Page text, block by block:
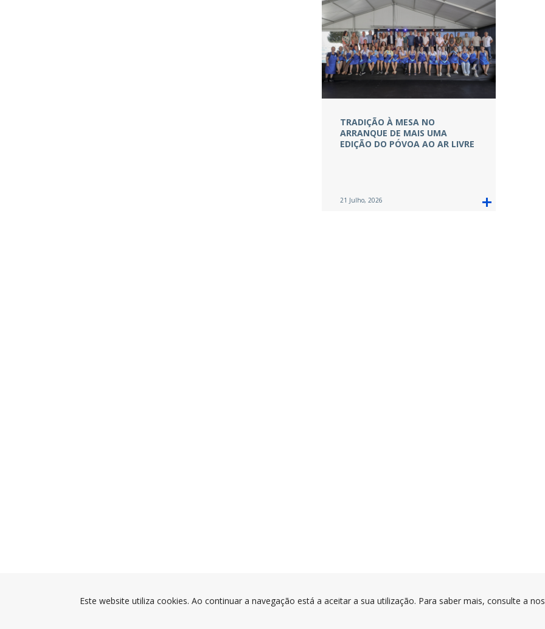
TRADIÇÃO À MESA NO
ARRANQUE DE MAIS UMA
EDIÇÃO DO PÓVOA AO AR LIVRE
21 Julho, 2026
Este website utiliza cookies. Ao continuar a navegação está a aceitar a sua utilização. Para saber mais, consulte a